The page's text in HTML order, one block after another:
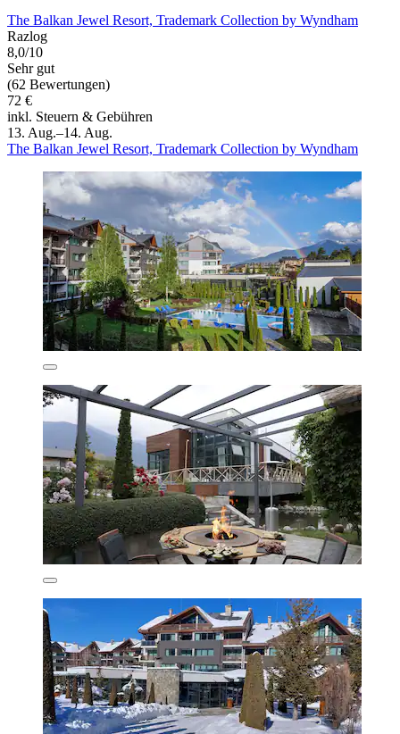
The Balkan Jewel Resort, Trademark Collection by Wyndham
Razlog
8,0/10
Sehr gut
(62 Bewertungen)
72 €
inkl. Steuern & Gebühren
13. Aug.–14. Aug.
The Balkan Jewel Resort, Trademark Collection by Wyndham